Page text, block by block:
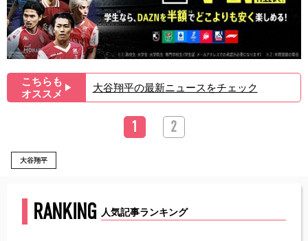
こちらも
オススメ ▶︎ 大谷翔平の最新ニュースをチェック
1 2
大谷翔平
RANKING 人気記事ランキング